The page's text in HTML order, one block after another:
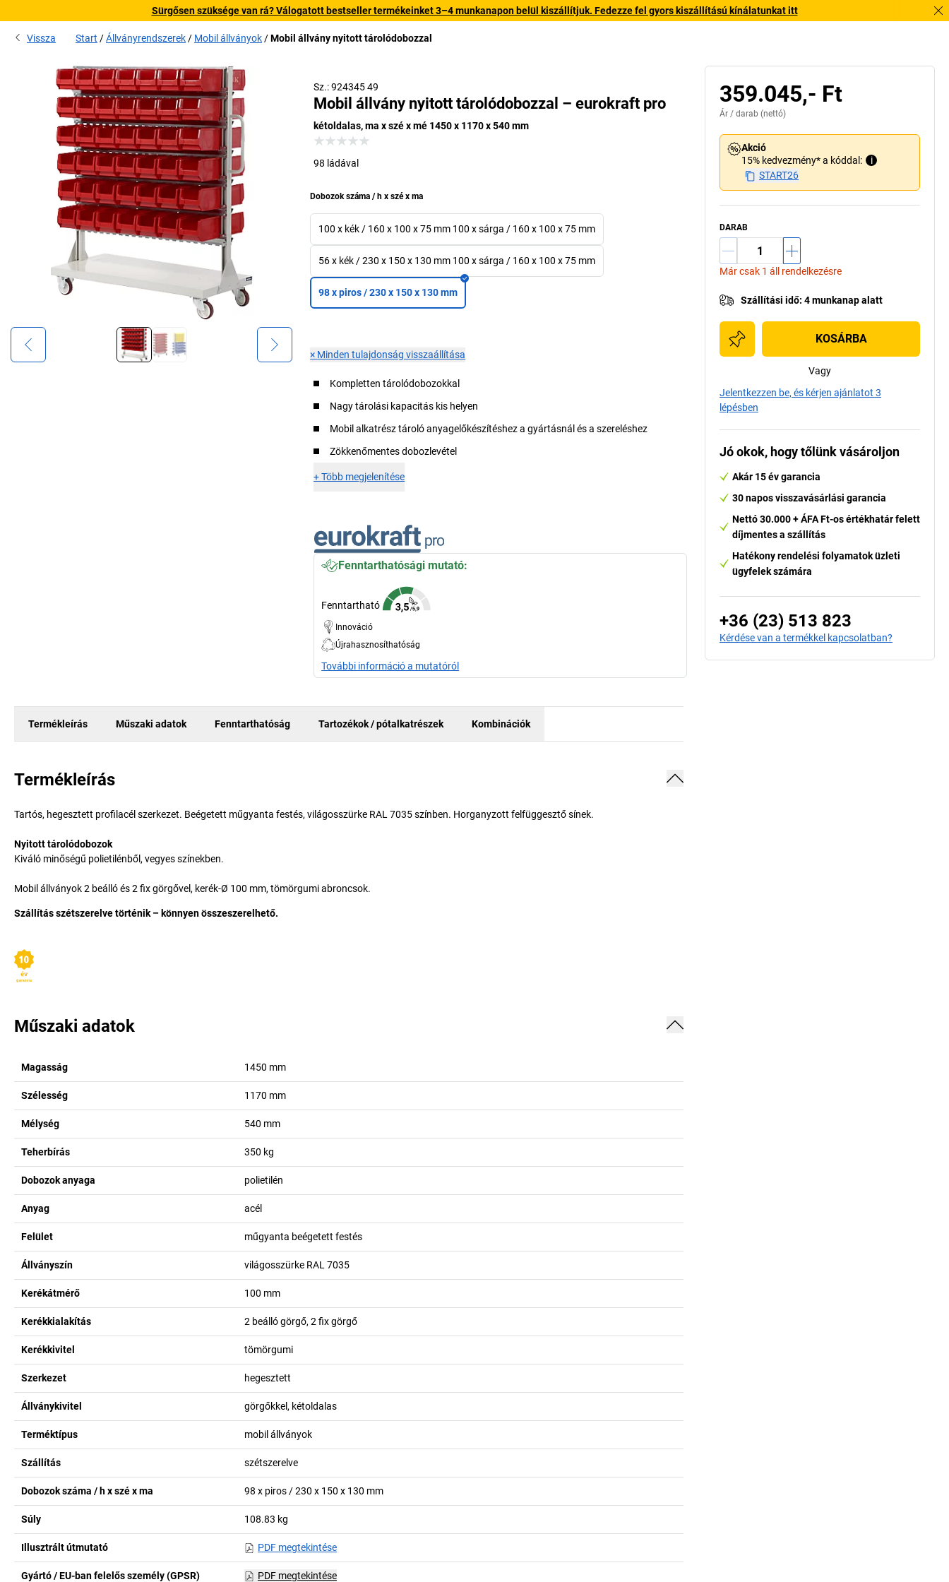
Sürgősen szüksége van rá? Válogatott bestseller termékeinket 3–4 munkanapon belül kiszállítjuk. Fedezze fel gyors kiszállítású kínálatunkat itt
Vissza Start Állványrendszerek Mobil állványok Mobil állvány nyitott tárolódobozzal
Sz.: 924345 49
Mobil állvány nyitott tárolódobozzal – eurokraft pro
kétoldalas, ma x szé x mé 1450 x 1170 x 540 mm
98 ládával
Dobozok száma / h x szé x ma
100 x kék / 160 x 100 x 75 mm 100 x sárga / 160 x 100 x 75 mm
56 x kék / 230 x 150 x 130 mm 100 x sárga / 160 x 100 x 75 mm
98 x piros / 230 x 150 x 130 mm
× Minden tulajdonság visszaállítása
Kompletten tárolódobozokkal
Nagy tárolási kapacitás kis helyen
Mobil alkatrész tároló anyagelőkészítéshez a gyártásnál és a szereléshez
Zökkenőmentes dobozlevétel
+Több megjelenítése
Fenntarthatósági mutató:
Fenntartható
Innováció
Újrahasznosíthatóság
További információ a mutatóról
Termékleírás Műszaki adatok Fenntarthatóság Tartozékok / pótalkatrészek Kombinációk
Termékleírás
Tartós, hegesztett profilacél szerkezet. Beégetett műgyanta festés, világosszürke RAL 7035 színben. Horganyzott felfüggesztő sínek.
Nyitott tárolódobozok
Kiváló minőségű polietilénből, vegyes színekben.
Mobil állványok 2 beálló és 2 fix görgővel, kerék-Ø 100 mm, tömörgumi abroncsok.
Szállítás szétszerelve történik – könnyen összeszerelhető.
Műszaki adatok
Magasság 1450 mm
Szélesség 1170 mm
Mélység 540 mm
Teherbírás 350 kg
Dobozok anyaga polietilén
Anyag acél
Felület műgyanta beégetett festés
Állványszín világosszürke RAL 7035
Kerékátmérő 100 mm
Kerékkialakítás 2 beálló görgő, 2 fix görgő
Kerékkivitel tömörgumi
Szerkezet hegesztett
Állványkivitel görgőkkel, kétoldalas
Terméktípus mobil állványok
Szállítás szétszerelve
Dobozok száma / h x szé x ma 98 x piros / 230 x 150 x 130 mm
Súly 108.83 kg
Illusztrált útmutató PDF megtekintése
Gyártó / EU-ban felelős személy (GPSR) PDF megtekintése
359.045,- Ft
Ár / darab (nettó)
Akció
15% kedvezmény* a kóddal:
i
START26
DARAB
Már csak 1 áll rendelkezésre
Szállítási idő: 4 munkanap alatt
KOSÁRBA
Vagy
Jelentkezzen be, és kérjen ajánlatot 3
lépésben
Jó okok, hogy tőlünk vásároljon
Akár 15 év garancia
30 napos visszavásárlási garancia
Nettó 30.000 + ÁFA Ft-os értékhatár felett
díjmentes a szállítás
Hatékony rendelési folyamatok üzleti
ügyfelek számára
+36 (23) 513 823
Kérdése van a termékkel kapcsolatban?